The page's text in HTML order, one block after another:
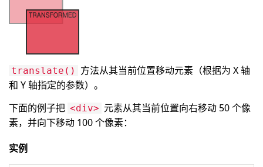
translate()
方法从其当前位置移动元素（根据为 X 轴
和 Y 轴指定的参数）。
下面的例子把 <div> 元素从其当前位置向右移动 50 个像
素，并向下移动 100 个像素：
实例